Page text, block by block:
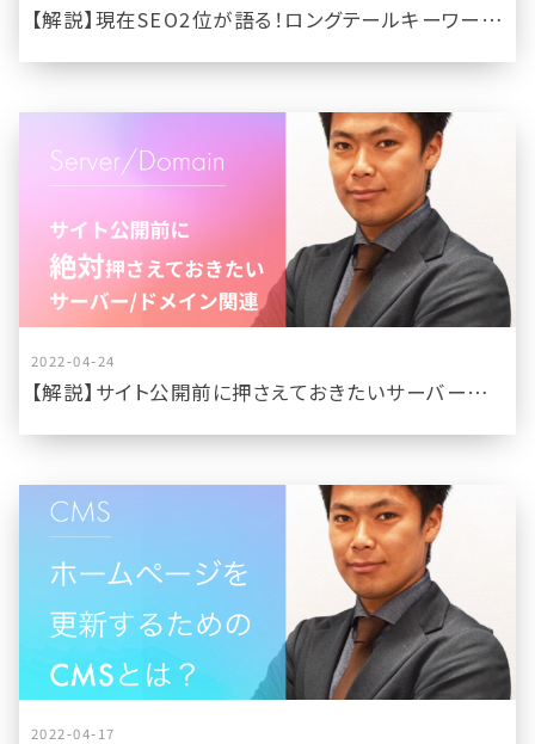
【解説】現在SEO2位が語る！ロングテールキーワードを使ったSEO対策とは？
2022-04-24
【解説】サイト公開前に押さえておきたいサーバーやドメイン関係について
2022-04-17